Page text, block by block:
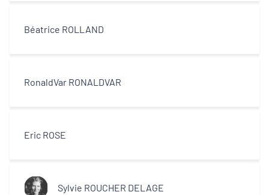
Béatrice ROLLAND
RonaldVar RONALDVAR
Eric ROSE
Sylvie ROUCHER DELAGE